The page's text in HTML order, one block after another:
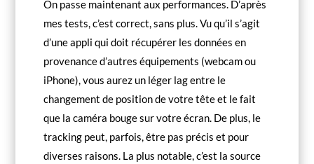
On passe maintenant aux performances. D’après
mes tests, c’est correct, sans plus. Vu qu’il s’agit
d’une appli qui doit récupérer les données en
provenance d’autres équipements (webcam ou
iPhone), vous aurez un léger lag entre le
changement de position de votre tête et le fait
que la caméra bouge sur votre écran. De plus, le
tracking peut, parfois, être pas précis et pour
diverses raisons. La plus notable, c’est la source